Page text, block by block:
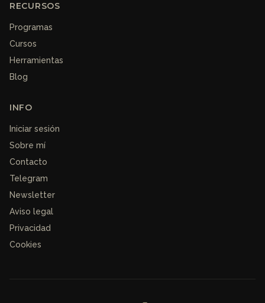
RECURSOS
Programas
Cursos
Herramientas
Blog
INFO
Iniciar sesión
Sobre mí
Contacto
Telegram
Newsletter
Aviso legal
Privacidad
Cookies